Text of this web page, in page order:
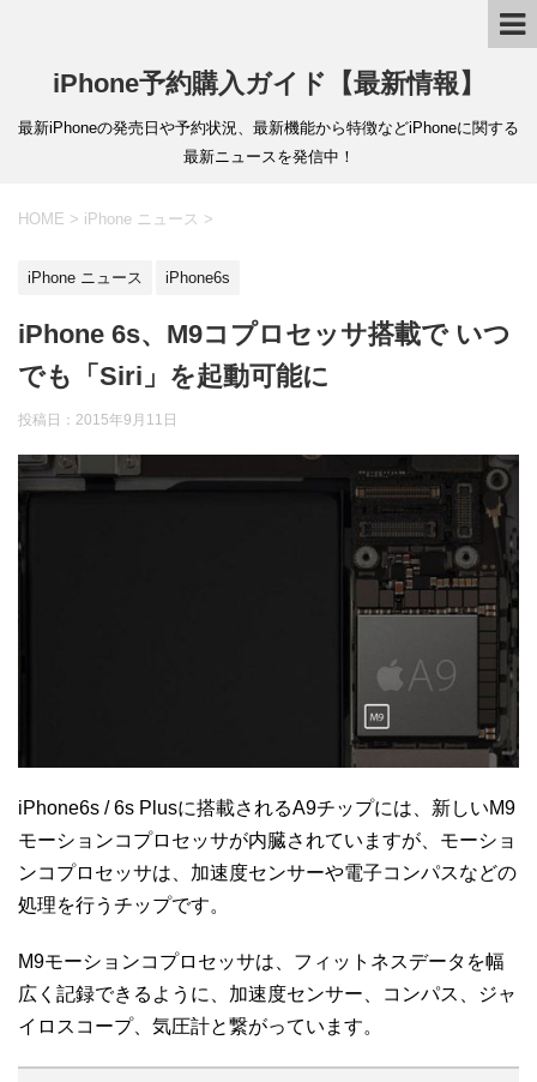
iPhone予約購入ガイド【最新情報】
最新iPhoneの発売日や予約状況、最新機能から特徴などiPhoneに関する
最新ニュースを発信中！
HOME > iPhone ニュース >
iPhone ニュース iPhone6s
iPhone 6s、M9コプロセッサ搭載で いつ
でも「Siri」を起動可能に
投稿日： 2015年9月11日
iPhone6s / 6s Plusに搭載されるA9チップには、新しいM9
モーションコプロセッサが内臓されていますが、モーショ
ンコプロセッサは、加速度センサーや電子コンパスなどの
処理を行うチップです。
M9モーションコプロセッサは、フィットネスデータを幅
広く記録できるように、加速度センサー、コンパス、ジャ
イロスコープ、気圧計と繋がっています。